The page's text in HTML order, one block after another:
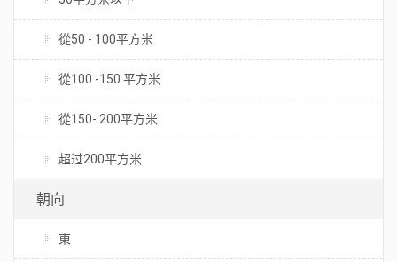
從50 - 100平方米
從100 -150 平方米
從150- 200平方米
超过200平方米
朝向
東